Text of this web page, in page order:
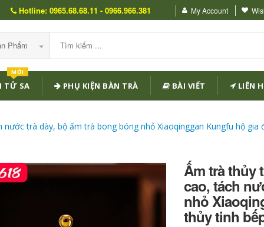
Hotline: 0965.68.68.11 - 0966.966.381 My Account
Phẩm
TỬ SA
MỚI
PHỤ KIỆN BÀN TRÀ BÀI VIẾT LIÊN
trà dày, bộ ấm trà bong bóng nhỏ Xiaoqinggan Kungfu hộ
Ấm trà thủy
cao, tách
nhỏ
thủy tinh